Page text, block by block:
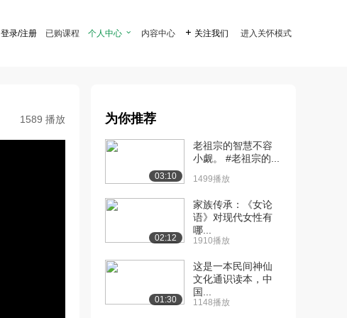
登录/注册 已购课程 个人中心  内容中心  关注我们 进入关怀模式
1589 播放 为你推荐
03:10
老祖宗的智慧不容
小觑。 #老祖宗的...
1499播放
02:12
家族传承：《女论
语》对现代女性有
哪...
1910播放
01:30
这是一本民间神仙
文化通识读本，中
国...
1148播放